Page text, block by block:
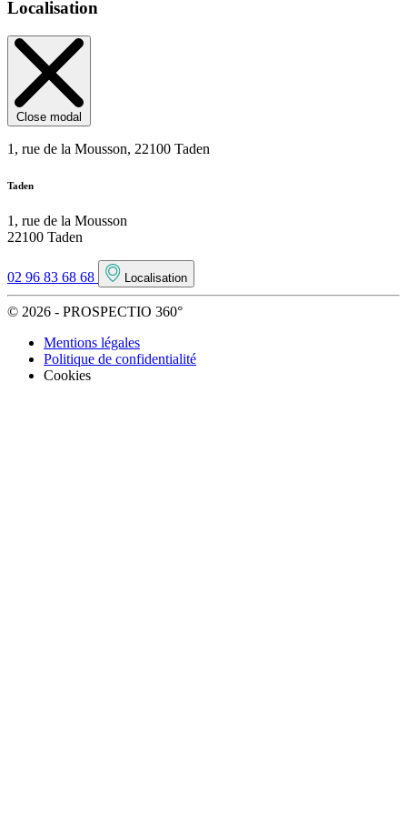
Localisation
Close modal
1, rue de la Mousson, 22100 Taden
Taden
1, rue de la Mousson
22100 Taden
02 96 83 68 68 Localisation
© 2026 - PROSPECTIO 360°
Mentions légales
Politique de confidentialité
Cookies